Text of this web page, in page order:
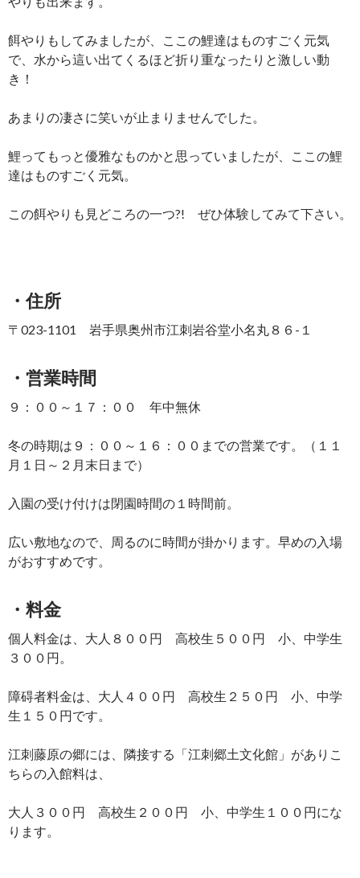
餌やりもしてみましたが、ここの鯉達はものすごく元気
で、水から這い出てくるほど折り重なったりと激しい動
き！
あまりの凄さに笑いが止まりませんでした。
鯉ってもっと優雅なものかと思っていましたが、ここの鯉
達はものすごく元気。
この餌やりも見どころの一つ?! ぜひ体験してみて下さい。
・住所
〒023-1101 岩手県奥州市江刺岩谷堂小名丸８６-１
・営業時間
９：００～１７：００ 年中無休
冬の時期は９：００～１６：００までの営業です。（１１
月１日～２月末日まで）
入園の受け付けは閉園時間の１時間前。
広い敷地なので、周るのに時間が掛かります。早めの入場
がおすすめです。
・料金
個人料金は、大人８００円 高校生５００円 小、中学生
３００円。
障碍者料金は、大人４００円 高校生２５０円 小、中学
生１５０円です。
江刺藤原の郷には、隣接する「江刺郷土文化館」がありこ
ちらの入館料は、
大人３００円 高校生２００円 小、中学生１００円にな
ります。